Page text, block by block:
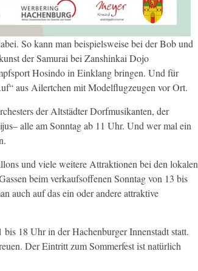
So kann man beispielsweise bei der Bob und
der Samurai bei Zanshinkai Dojo
Hosindo in Einklang bringen. Und für
aus Ailertchen mit Modelflugzeugen vor Ort.
der Altstädter Dorfmusikanten, der
alle am Sonntag ab 11 Uhr. Und wer mal ein
und viele weitere Attraktionen bei den lokalen
beim verkaufsoffenen Sonntag von 13 bis
auch auf das ein oder andere attraktive
18 Uhr in der Hachenburger Innenstadt statt.
Der Eintritt zum Sommerfest ist natürlich